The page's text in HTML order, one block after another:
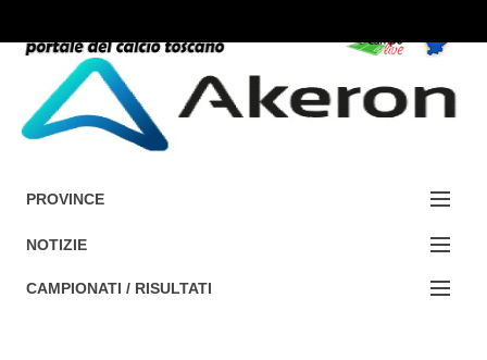
Accedi / Registrati
PROVINCE
EDIZIONE:
AREZZO
NOTIZIE
NOTIZIE:
CAMPIONATI / RISULTATI